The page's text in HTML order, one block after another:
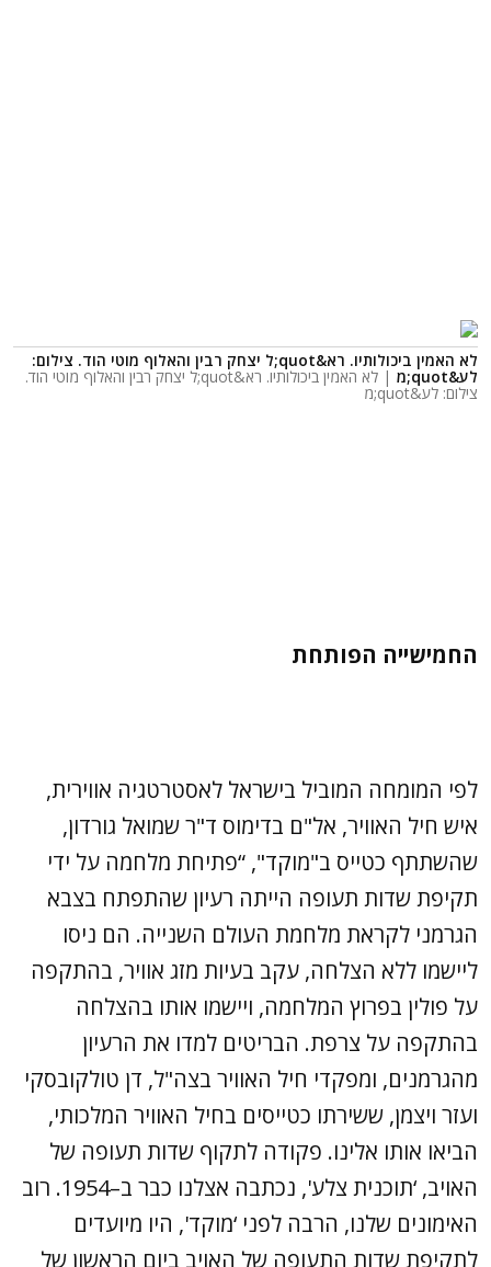
לא האמין ביכולותיו. רא&quot;ל יצחק רבין והאלוף מוטי הוד. צילום:
לע&quot;מ | לא האמין ביכולותיו. רא&quot;ל יצחק רבין והאלוף מוטי הוד.
צילום: לע&quot;מ
החמישייה הפותחת
לפי המומחה המוביל בישראל לאסטרטגיה אווירית,
איש חיל האוויר, אל"ם בדימוס ד"ר שמואל גורדון,
שהשתתף כטייס ב"מוקד", “פתיחת מלחמה על ידי
תקיפת שדות תעופה הייתה רעיון שהתפתח בצבא
הגרמני לקראת מלחמת העולם השנייה. הם ניסו
ליישמו ללא הצלחה, עקב בעיות מזג אוויר, בהתקפה
על פולין בפרוץ המלחמה, ויישמו אותו בהצלחה
בהתקפה על צרפת. הבריטים למדו את הרעיון
מהגרמנים, ומפקדי חיל האוויר בצה"ל, דן טולקובסקי
ועזר ויצמן, ששירתו כטייסים בחיל האוויר המלכותי,
הביאו אותו אלינו. פקודה לתקוף שדות תעופה של
האויב, ‘תוכנית צלע', נכתבה אצלנו כבר ב–1954. רוב
האימונים שלנו, הרבה לפני ‘מוקד', היו מיועדים
לתקיפת שדות התעופה של האויב ביום הראשון של